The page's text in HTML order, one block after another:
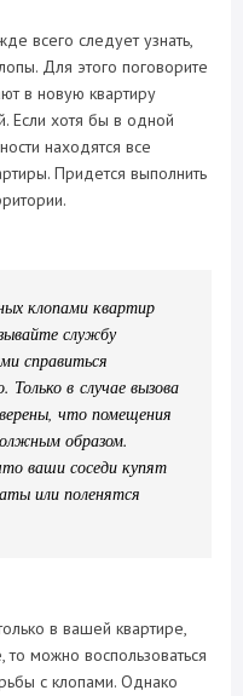
всего следует узнать,
Для этого поговорите
в новую квартиру
Если хотя бы в одной
находятся все
Придется выполнить
клопами квартир
службу
справиться
в случае вызова
что помещения
образом.
ваши соседи купят
или поленятся
в вашей квартире,
можно воспользоваться
с клопами. Однако